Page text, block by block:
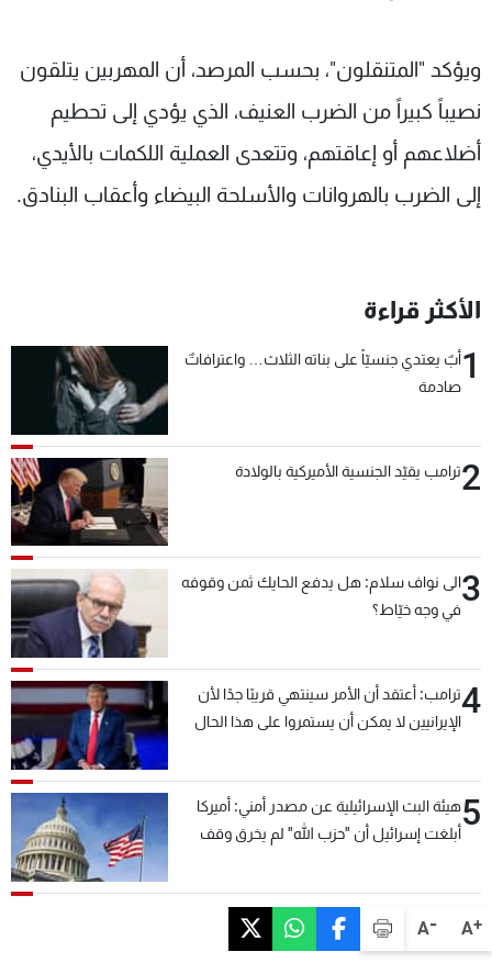
A+
A-
ويؤكد "المتنقلون"، بحسب المرصد، أن المهربين يتلقون
نصيباً كبيراً من الضرب العنيف، الذي يؤدي إلى تحطيم
أضلاعهم أو إعاقتهم، وتتعدى العملية اللكمات بالأيدي،
إلى الضرب بالهروانات والأسلحة البيضاء وأعقاب البنادق.
الأكثر قراءة
1أبٌ يعتدي جنسيّاً على بناته الثلاث… واعترافاتٌ
صادمة
2ترامب يقيّد الجنسية الأميركية بالولادة
3الى نواف سلام: هل يدفع الحايك ثمن وقوفه
في وجه خيّاط؟
4ترامب: أعتقد أن الأمر سينتهي قريبًا جدًا لأن
الإيرانيين لا يمكن أن يستمروا على هذا الحال
5هيئة البث الإسرائيلية عن مصدر أمني: أميركا
أبلغت إسرائيل أن "حزب الله" لم يخرق وقف